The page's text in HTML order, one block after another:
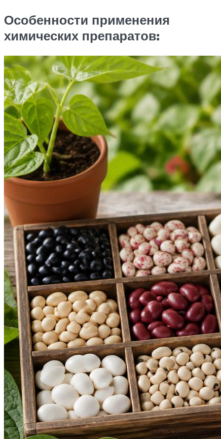
Особенности применения
химических препаратов: